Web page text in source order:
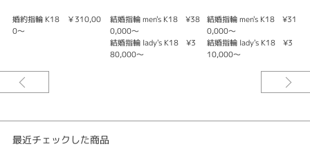
選びいただけます。
※価格は税込みになります。
婚約指輪 K18 ￥310,00
0〜
結婚指輪 men's K18 ¥38
0,000〜
結婚指輪 lady's K18 ¥3
80,000〜
結婚指輪 men's K18 ¥31
0,000〜
結婚指輪 lady's K18 ¥3
10,000〜
最近チェックした商品